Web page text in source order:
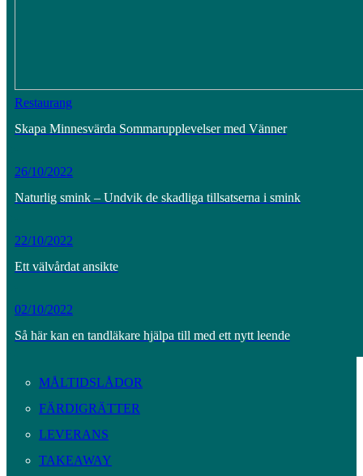
Restaurang
Skapa Minnesvärda Sommarupplevelser med Vänner
26/10/2022
Naturlig smink – Undvik de skadliga tillsatserna i smink
22/10/2022
Ett välvårdat ansikte
02/10/2022
Så här kan en tandläkare hjälpa till med ett nytt leende
MÅLTIDSLÅDOR
FÄRDIGRÄTTER
LEVERANS
TAKEAWAY